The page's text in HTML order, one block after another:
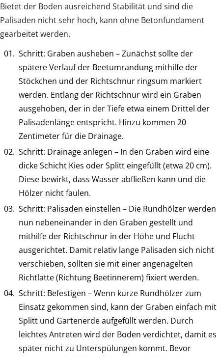
Bietet der Boden ausreichend Stabilität und sind die
Palisaden nicht sehr hoch, kann ohne Betonfundament
gearbeitet werden.
Schritt: Graben ausheben – Zunächst sollte der
spätere Verlauf der Beetumrandung mithilfe der
Stöckchen und der Richtschnur ringsum markiert
werden. Entlang der Richtschnur wird ein Graben
ausgehoben, der in der Tiefe etwa einem Drittel der
Palisadenlänge entspricht. Hinzu kommen 20
Zentimeter für die Drainage.
Schritt: Drainage anlegen – In den Graben wird eine
dicke Schicht Kies oder Splitt eingefüllt (etwa 20 cm).
Diese bewirkt, dass Wasser abfließen kann und die
Hölzer nicht faulen.
Schritt: Palisaden einstellen – Die Rundhölzer werden
nun nebeneinander in den Graben gestellt und
mithilfe der Richtschnur in der Höhe und Flucht
ausgerichtet. Damit relativ lange Palisaden sich nicht
verschieben, sollten sie mit einer angenagelten
Richtlatte (Richtung Beetinnerem) fixiert werden.
Schritt: Befestigen – Wenn kurze Rundhölzer zum
Einsatz gekommen sind, kann der Graben einfach mit
Splitt und Gartenerde aufgefüllt werden. Durch
leichtes Antreten wird der Boden verdichtet, damit es
später nicht zu Unterspülungen kommt. Bevor